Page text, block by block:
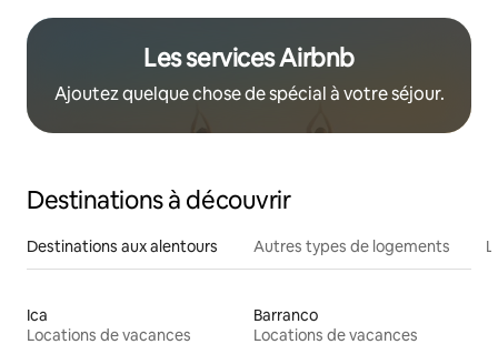
Les services Airbnb
Ajoutez quelque chose de spécial à votre séjour.
Destinations à découvrir
Destinations aux alentours Autres types de logements
Ica
Locations de vacances
Barranco
Locations de vacances